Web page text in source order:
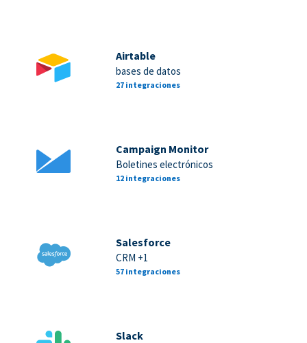
Airtable
bases de datos
27 integraciones
Campaign Monitor
Boletines electrónicos
12 integraciones
Salesforce
CRM +1
57 integraciones
Slack